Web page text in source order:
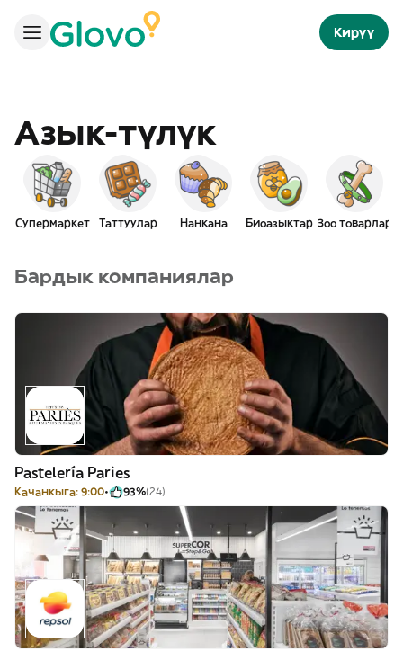
Кирүү
Азык-түлүк
Супермаркет Таттуулар Нанкана Биоазыктар Зоо товарлар
Бардык компаниялар
Pastelería Paries
Качанкыга: 9:00 93%(24)